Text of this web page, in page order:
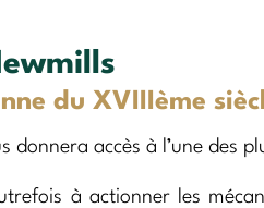
du XVIIIème
accès à l’une des
à actionner les